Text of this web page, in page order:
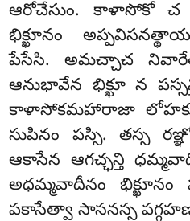
ఆరోచేసుం. కాళాసోకో చ
భిక్ఖూనం
పేసేసి. అమచ్చాచ
ఆనుభావేన భిక్ఖూ న
కాళాసోకమహారాజా
సుపినం పస్సి. తస్స
ఆకాసేన ఆగచ్ఛన్తి
అధమ్మవాదీనం
పకాసేత్వా సాసనస్స